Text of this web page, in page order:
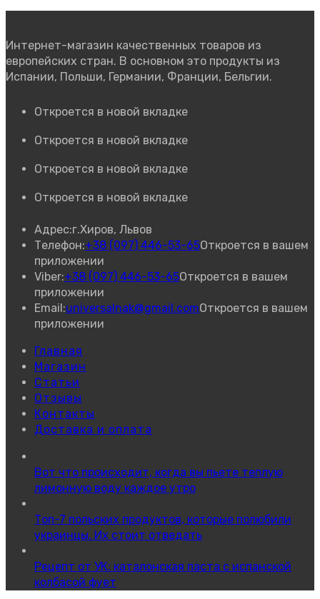
Интернет-магазин качественных товаров из
европейских стран. В основном это продукты из
Испании, Польши, Германии, Франции, Бельгии.
Откроется в новой вкладке
Откроется в новой вкладке
Откроется в новой вкладке
Откроется в новой вкладке
Адрес:г.Хиров, Львов
Телефон:+38 (097) 446-53-65Откроется в вашем
приложении
Viber:+38 (097) 446-53-65Откроется в вашем
приложении
Email:universalnak@gmail.comОткроется в вашем
приложении
Главная
Магазин
Статьи
Отзывы
Контакты
Доставка и оплата
Вот что происходит, когда вы пьете теплую
лимонную воду каждое утро
Топ-7 польских продуктов, которые полюбили
украинцы. Их стоит отведать
Рецепт от УК: каталонская паста с испанской
колбасой фует